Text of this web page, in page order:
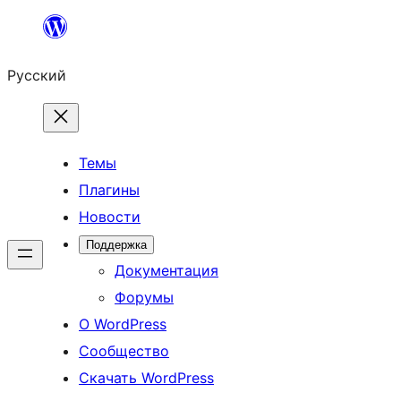
Перейти
содержимому
Русский
Темы
Плагины
Новости
Поддержка
Документация
Форумы
О WordPress
Сообщество
Скачать WordPress